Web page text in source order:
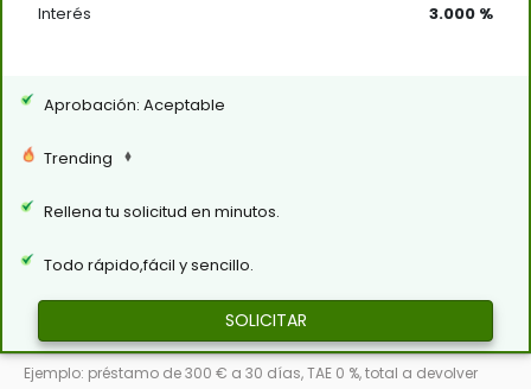
Interés 3.000 %
Aprobación: Aceptable
Trending
Rellena tu solicitud en minutos.
Todo rápido,fácil y sencillo.
SOLICITAR
Ejemplo: préstamo de 300 € a 30 días, TAE 0 %, total a devolver